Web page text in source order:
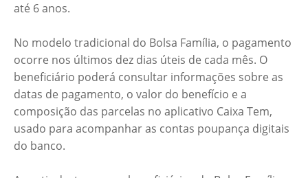
até 6 anos.
No modelo tradicional do Bolsa Família, o pagamento
ocorre nos últimos dez dias úteis de cada mês. O
beneficiário poderá consultar informações sobre as
datas de pagamento, o valor do benefício e a
composição das parcelas no aplicativo Caixa Tem,
usado para acompanhar as contas poupança digitais
do banco.